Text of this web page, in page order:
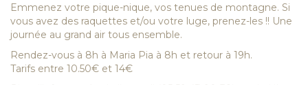
Emmenez votre pique-nique, vos tenues de montagne. Si
vous avez des raquettes et/ou votre luge, prenez-les !! Une
journée au grand air tous ensemble.
Rendez-vous à 8h à Maria Pia à 8h et retour à 19h.
Tarifs entre 10.50€ et 14€